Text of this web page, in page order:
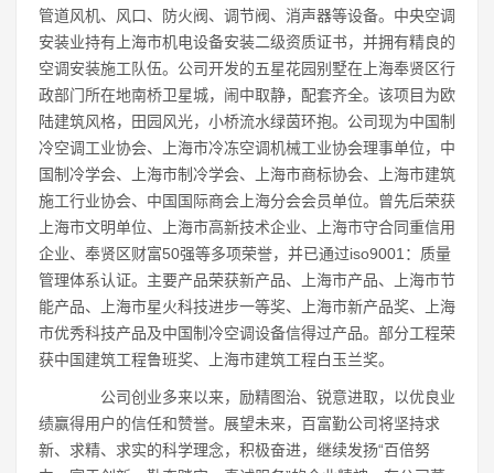
管道风机、风口、防火阀、调节阀、消声器等设备。中央空调
安装业持有上海市机电设备安装二级资质证书，并拥有精良的
空调安装施工队伍。公司开发的五星花园别墅在上海奉贤区行
政部门所在地南桥卫星城，闹中取静，配套齐全。该项目为欧
陆建筑风格，田园风光，小桥流水绿茵环抱。公司现为中国制
冷空调工业协会、上海市冷冻空调机械工业协会理事单位，中
国制冷学会、上海市制冷学会、上海市商标协会、上海市建筑
施工行业协会、中国国际商会上海分会会员单位。曾先后荣获
上海市文明单位、上海市高新技术企业、上海市守合同重信用
企业、奉贤区财富50强等多项荣誉，并已通过iso9001：质量
管理体系认证。主要产品荣获新产品、上海市产品、上海市节
能产品、上海市星火科技进步一等奖、上海市新产品奖、上海
市优秀科技产品及中国制冷空调设备信得过产品。部分工程荣
获中国建筑工程鲁班奖、上海市建筑工程白玉兰奖。
公司创业多来以来，励精图治、锐意进取，以优良业
绩赢得用户的信任和赞誉。展望未来，百富勤公司将坚持求
新、求精、求实的科学理念，积极奋进，继续发扬“百倍努